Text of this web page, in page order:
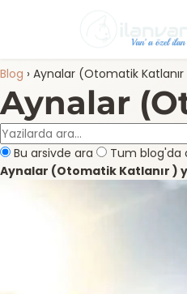
Blog › Aynalar (Otomatik Katlanır
Aynalar
Bu arsivde ara
Tum blog'da
Aynalar (Otomatik Katlanır )